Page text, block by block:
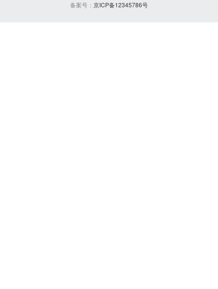
备案号： 京ICP备12345786号